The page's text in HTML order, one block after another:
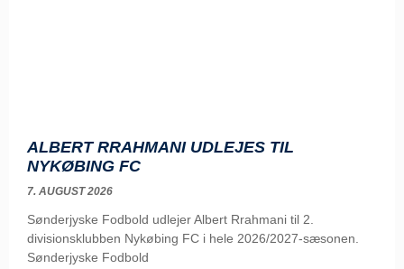
ALBERT RRAHMANI UDLEJES TIL
NYKØBING FC
7. AUGUST 2026
Sønderjyske Fodbold udlejer Albert Rrahmani til 2.
divisionsklubben Nykøbing FC i hele 2026/2027-sæsonen.
Sønderjyske Fodbold